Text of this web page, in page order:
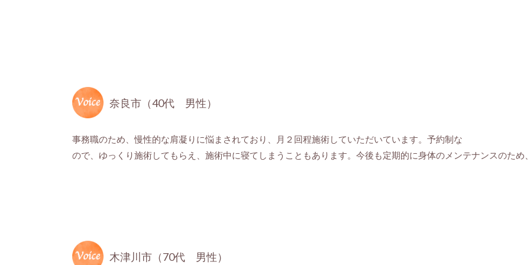
奈良市（40代 男性）
事務職のため、慢性的な肩凝りに悩まされており、月２回程施術していただいています。予約制な
ので、ゆっくり施術してもらえ、施術中に寝てしまうこともあります。今後も定期的に身体のメンテナンスのため
木津川市（70代 男性）